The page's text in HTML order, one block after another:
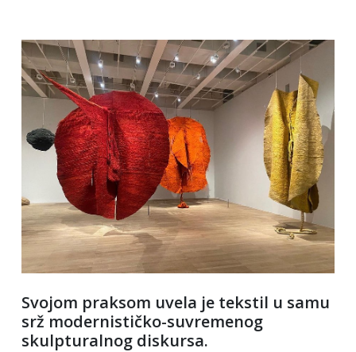
Svojom praksom uvela je tekstil u samu
srž modernističko-suvremenog
skulpturalnog diskursa.